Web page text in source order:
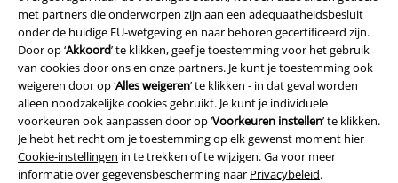
met partners die onderworpen zijn aan een adequaatheidsbesluit
onder de huidige EU-wetgeving en naar behoren gecertificeerd zijn.
Door op ‘Akkoord’ te klikken, geef je toestemming voor het gebruik
van cookies door ons en onze partners. Je kunt je toestemming ook
weigeren door op ‘Alles weigeren’ te klikken - in dat geval worden
alleen noodzakelijke cookies gebruikt. Je kunt je individuele
voorkeuren ook aanpassen door op ‘Voorkeuren instellen’ te klikken.
Je hebt het recht om je toestemming op elk gewenst moment hier
Cookie-instellingen in te trekken of te wijzigen. Ga voor meer
informatie over gegevensbescherming naar Privacybeleid.
Algemene Voorwaarden
Bedrijfsgegevens
Privacyverklaring
Verklaring van conformiteit